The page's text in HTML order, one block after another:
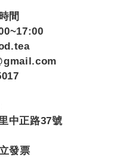
間
中正路37號
發票